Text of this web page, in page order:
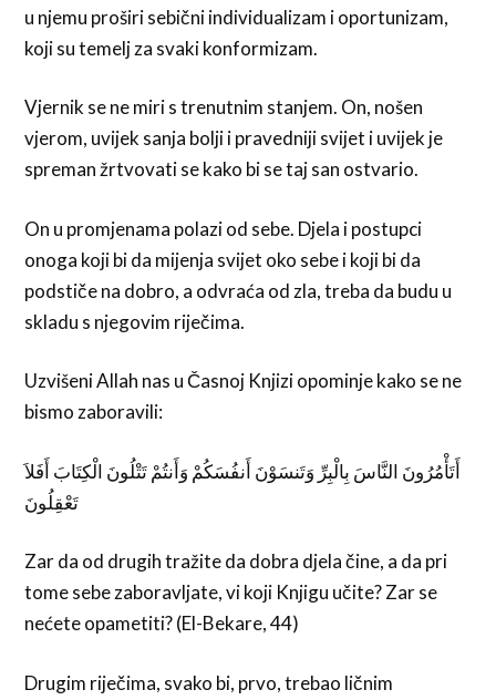
u njemu proširi sebični individualizam i oportunizam,
koji su temelj za svaki konformizam.
Vjernik se ne miri s trenutnim stanjem. On, nošen
vjerom, uvijek sanja bolji i pravedniji svijet i uvijek je
spreman žrtvovati se kako bi se taj san ostvario.
On u promjenama polazi od sebe. Djela i postupci
onoga koji bi da mijenja svijet oko sebe i koji bi da
podstiče na dobro, a odvraća od zla, treba da budu u
skladu s njegovim riječima.
Uzvišeni Allah nas u Časnoj Knjizi opominje kako se ne
bismo zaboravili:
أَتَأْمُرُونَ النَّاسَ بِالْبِرِّ وَتَنسَوْنَ أَنفُسَكُمْ وَأَنتُمْ تَتْلُونَ الْكِتَابَ أَفَلاَ
تَعْقِلُونَ
Zar da od drugih tražite da dobra djela čine, a da pri
tome sebe zaboravljate, vi koji Knjigu učite? Zar se
nećete opametiti? (El-Bekare, 44)
Drugim riječima, svako bi, prvo, trebao ličnim